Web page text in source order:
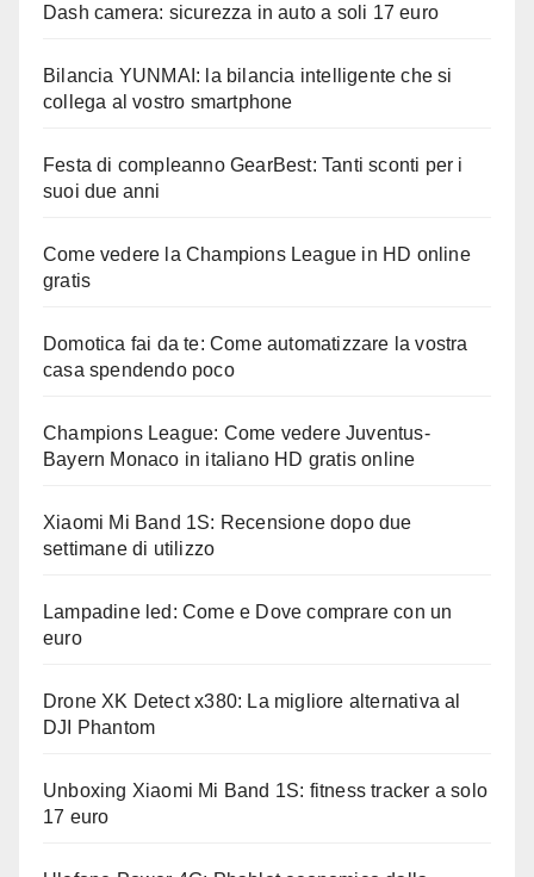
Dash camera: sicurezza in auto a soli 17 euro
Bilancia YUNMAI: la bilancia intelligente che si
collega al vostro smartphone
Festa di compleanno GearBest: Tanti sconti per i
suoi due anni
Come vedere la Champions League in HD online
gratis
Domotica fai da te: Come automatizzare la vostra
casa spendendo poco
Champions League: Come vedere Juventus-
Bayern Monaco in italiano HD gratis online
Xiaomi Mi Band 1S: Recensione dopo due
settimane di utilizzo
Lampadine led: Come e Dove comprare con un
euro
Drone XK Detect x380: La migliore alternativa al
DJI Phantom
Unboxing Xiaomi Mi Band 1S: fitness tracker a solo
17 euro